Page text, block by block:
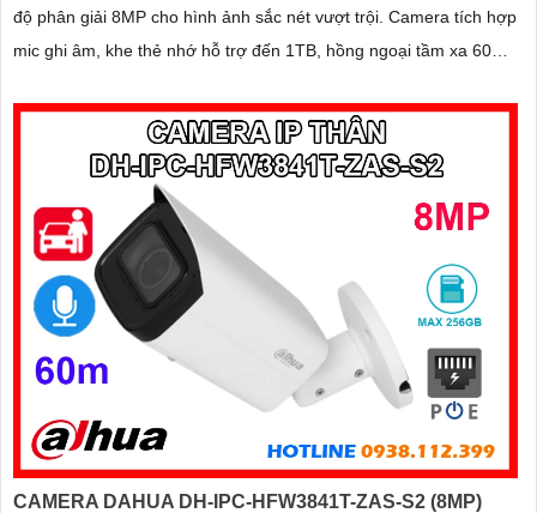
độ phân giải 8MP cho hình ảnh sắc nét vượt trội. Camera tích hợp
mic ghi âm, khe thẻ nhớ hỗ trợ đến 1TB, hồng ngoại tầm xa 60m
CAMERA DAHUA DH-IPC-HFW3841T-ZAS-S2 (8MP)